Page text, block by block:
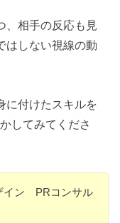
、相手の反応も見
はしない視線の動
に付けたスキルを
してみてくださ
イン PRコンサル